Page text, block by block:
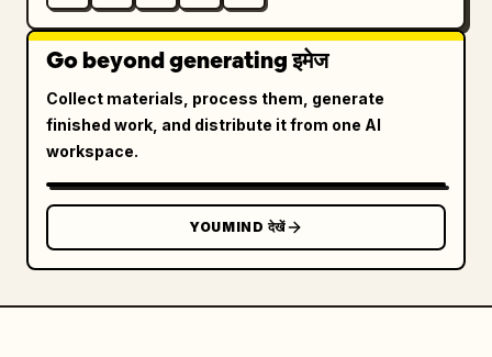
Go beyond generating इमेज
Collect materials, process them, generate
finished work, and distribute it from one AI
workspace.
YOUMIND देखें